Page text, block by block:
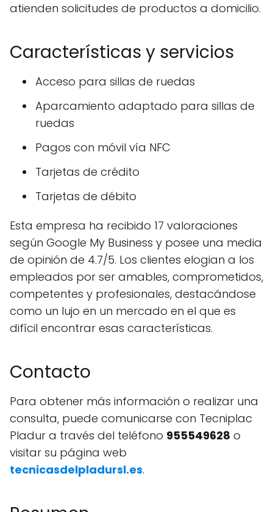
atienden solicitudes de productos a domicilio.
Características y servicios
Acceso para sillas de ruedas
Aparcamiento adaptado para sillas de
ruedas
Pagos con móvil vía NFC
Tarjetas de crédito
Tarjetas de débito
Esta empresa ha recibido 17 valoraciones
según Google My Business y posee una media
de opinión de 4.7/5. Los clientes elogian a los
empleados por ser amables, comprometidos,
competentes y profesionales, destacándose
como un lujo en un mercado en el que es
difícil encontrar esas características.
Contacto
Para obtener más información o realizar una
consulta, puede comunicarse con Tecniplac
Pladur a través del teléfono 955549628 o
visitar su página web
tecnicasdelpladursl.es.